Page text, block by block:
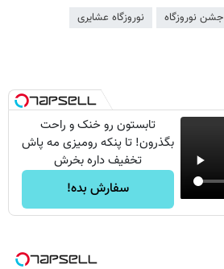
جشن نوروزگاه
نوروزگاه عشایری
تابستون رو خنک و راحت
بگذرون! تا پنکه رومیزی مه پاش
تخفیف داره بخرش
سفارش بده!